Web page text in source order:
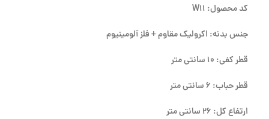
کد محصول: W11
جنس بدنه: اکرولیک مقاوم + فلز آلومینیوم
قطر کفی: 10 سانتی متر
قطر حباب: 6 سانتی متر
ارتفاع کل: 26 سانتی متر